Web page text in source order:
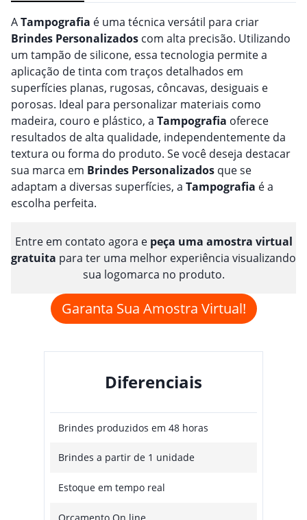
ATampografia é uma técnica versátil para criar
Brindes Personalizados com alta precisão. Utilizando
um tampão de silicone, essa tecnologia permite a
aplicação de tinta com traços detalhados em
superfícies planas, rugosas, côncavas, desiguais e
porosas. Ideal para personalizar materiais como
madeira, couro e plástico, a Tampografia oferece
resultados de alta qualidade, independentemente da
textura ou forma do produto. Se você deseja destacar
sua marca em Brindes Personalizados que se
adaptam a diversas superfícies, a Tampografia é a
escolha perfeita.
Entre em contato agora e peça uma amostra virtual
gratuita para ter uma melhor experiência visualizando
sua logomarca no produto.
Garanta Sua Amostra Virtual!
Diferenciais
Brindes produzidos em 48 horas
Brindes a partir de 1 unidade
Estoque em tempo real